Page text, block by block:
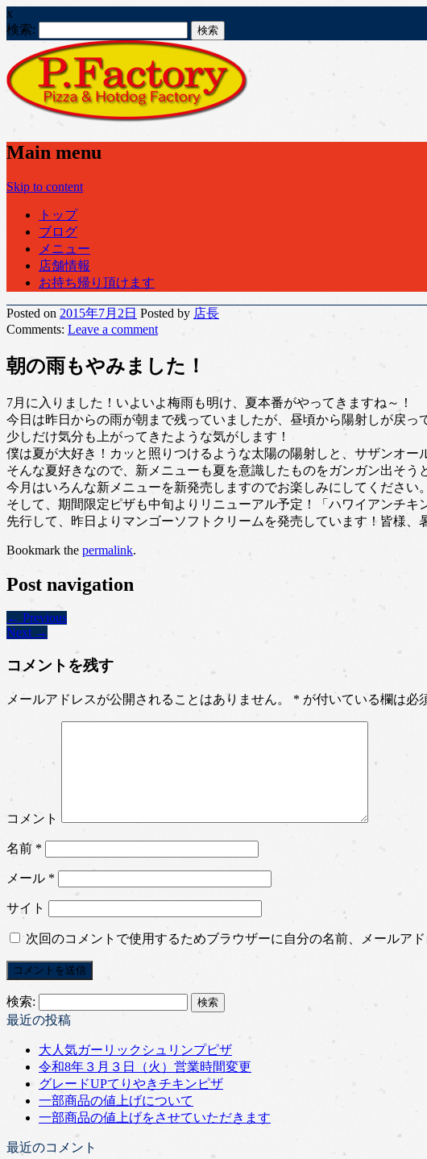
x
検索:
Main menu
Skip to content
トップ
ブログ
メニュー
店舗情報
お持ち帰り頂けます
Posted on 2015年7月2日 Posted by 店長
Comments: Leave a comment
朝の雨もやみました！
7月に入りました！いよいよ梅雨も明け、夏本番がやってきますね～！
今日は昨日からの雨が朝まで残っていましたが、昼頃から陽射しが戻っ
少しだけ気分も上がってきたような気がします！
僕は夏が大好き！カッと照りつけるような太陽の陽射しと、サザンオ
そんな夏好きなので、新メニューも夏を意識したものをガンガン出そう
今月はいろんな新メニューを新発売しますのでお楽しみにしてください。
そして、期間限定ピザも中旬よりリニューアル予定！「ハワイアンチキ
先行して、昨日よりマンゴーソフトクリームを発売しています！皆様、
Bookmark the permalink.
Post navigation
← Previous
Next →
コメントを残す
メールアドレスが公開されることはありません。 * が付いている欄は必
コメント
名前 *
メール *
サイト
次回のコメントで使用するためブラウザーに自分の名前、メールアド
検索:
最近の投稿
大人気ガーリックシュリンプピザ
令和8年３月３日（火）営業時間変更
グレードUPてりやきチキンピザ
一部商品の値上げについて
一部商品の値上げをさせていただきます
最近のコメント